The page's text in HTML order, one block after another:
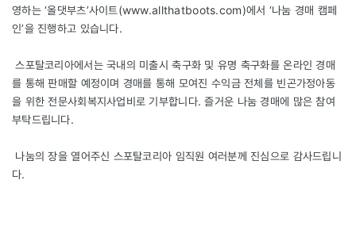
영하는 ‘올댓부츠’사이트(www.allthatboots.com)에서 ‘나눔 경매 캠페
인’을 진행하고 있습니다.
스포탈코리아에서는 국내의 미출시 축구화 및 유명 축구화를 온라인 경매
를 통해 판매할 예정이며 경매를 통해 모여진 수익금 전체를 빈곤가정아동
을 위한 전문사회복지사업비로 기부합니다. 즐거운 나눔 경매에 많은 참여
부탁드립니다.
나눔의 장을 열어주신 스포탈코리아 임직원 여러분께 진심으로 감사드립니
다.